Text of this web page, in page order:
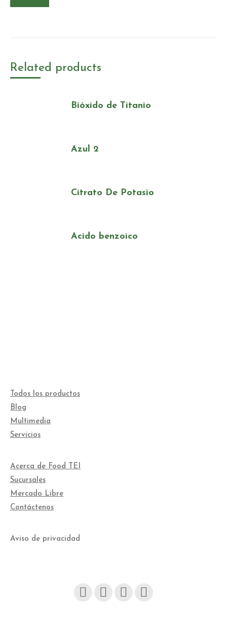
Related products
Bióxido de Titanio
Azul 2
Citrato De Potasio
Acido benzoico
Todos los productos
Blog
Multimedia
Servicios
Acerca de Food TEI
Sucursales
Mercado Libre
Contáctenos
Aviso de privacidad
Facebook
Instagram
YouTube